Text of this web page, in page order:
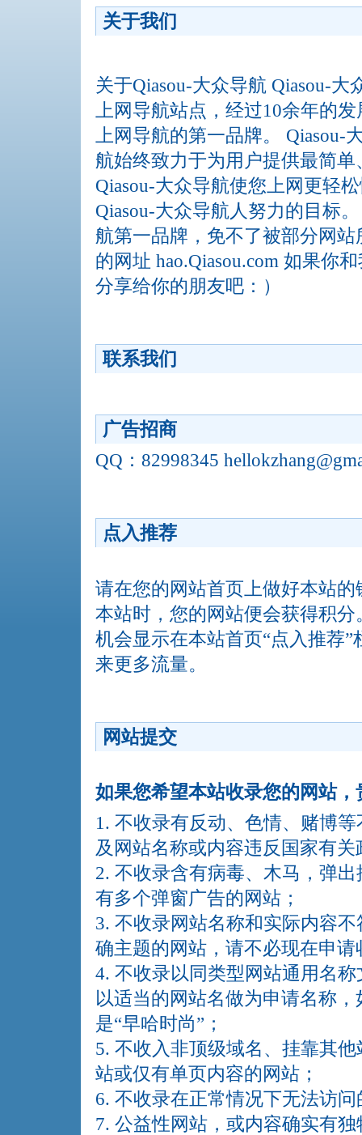
关于我们
关于Qiasou-大众导航 Qiasou-
上网导航站点，经过10余年的
上网导航的第一品牌。 Qiasou-
航始终致力于为用户提供最简
Qiasou-大众导航使您上网更轻
Qiasou-大众导航人努力的目标
航第一品牌，免不了被部分网
的网址 hao.Qiasou.com 如果你
分享给你的朋友吧：）
联系我们
广告招商
QQ：82998345
点入推荐
请在您的网站首页上做好本站
本站时，您的网站便会获得积
机会显示在本站首页“点入推荐
来更多流量。
网站提交
如果您希望本站收录您的网站
1. 不收录有反动、色情、赌博
及网站名称或内容违反国家有
2. 不收录含有病毒、木马，弹
有多个弹窗广告的网站；
3. 不收录网站名称和实际内容
确主题的网站，请不必现在申
4. 不收录以同类型网站通用名
以适当的网站名做为申请名称，
是“早哈时尚”；
5. 不收入非顶级域名、挂靠其
站或仅有单页内容的网站；
6. 不收录在正常情况下无法访问
7. 公益性网站，或内容确实有